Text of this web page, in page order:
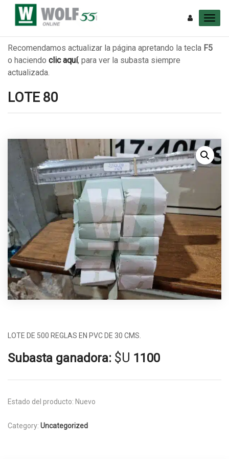
Recomendamos actualizar la página apretando la tecla F5
o haciendo clic aquí, para ver la subasta siempre
actualizada.
LOTE 80
LOTE DE 500 REGLAS EN PVC DE 30 CMS.
Subasta ganadora: $U 1100
Estado del producto: Nuevo
Category: Uncategorized